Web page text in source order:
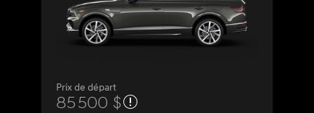
Prix de départ
85 500 $